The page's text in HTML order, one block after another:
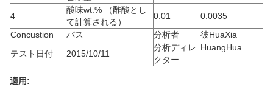
4
酸味wt.% （酢酸とし
て計算される）
0.01
0.0035
Concustion
パス 分析者
彼HuaXia
テスト日付
2015/10/11
分析ディレ
クター
HuangHua
適用: